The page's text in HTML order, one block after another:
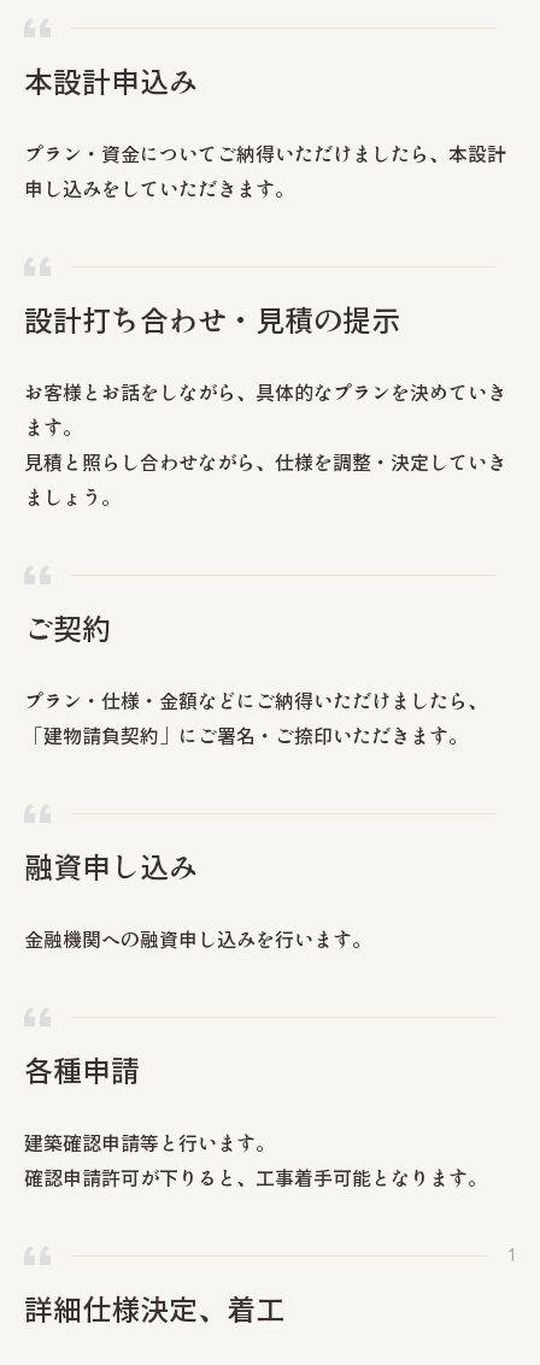
本設計申込み
プラン・資金についてご納得いただけましたら、本設計
申し込みをしていただきます。
設計打ち合わせ・見積の提示
お客様とお話をしながら、具体的なプランを決めていき
ます。
見積と照らし合わせながら、仕様を調整・決定していき
ましょう。
ご契約
プラン・仕様・金額などにご納得いただけましたら、
「建物請負契約」にご署名・ご捺印いただきます。
融資申し込み
金融機関への融資申し込みを行います。
各種申請
建築確認申請等と行います。
確認申請許可が下りると、工事着手可能となります。
詳細仕様決定、着工